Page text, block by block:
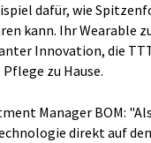
dafür, wie
kann. Ihr Wearable
Innovation, die
zu Hause.
Manager BOM:
direkt auf